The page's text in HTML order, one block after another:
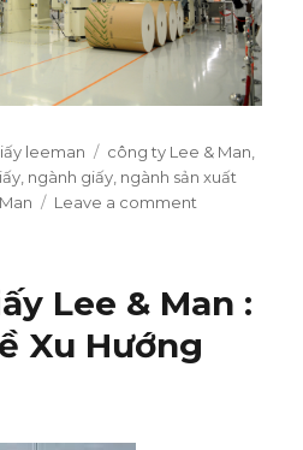
leeman Tags
công ty Lee & Man
ngành giấy ngành sản xuất
Leave a comment
Lee
Man:
Lee & Man :
Xu Hướng